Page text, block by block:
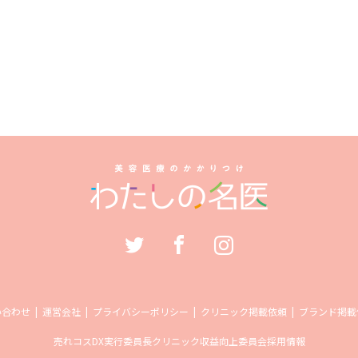
わせ 運営会社 プライバシーポリシー クリニック掲載依頼 ブランド掲
売れコスDX実行委員長クリニック収益向上委員会採用情報